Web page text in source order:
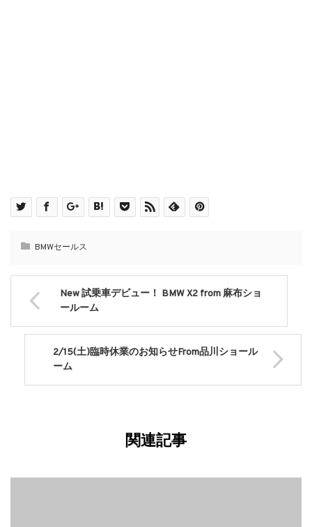
BMWセールス
New 試乗車デビュー！ BMW X2 from 麻布ショ
ールーム
2/15(土)臨時休業のお知らせFrom品川ショール
ーム
関連記事